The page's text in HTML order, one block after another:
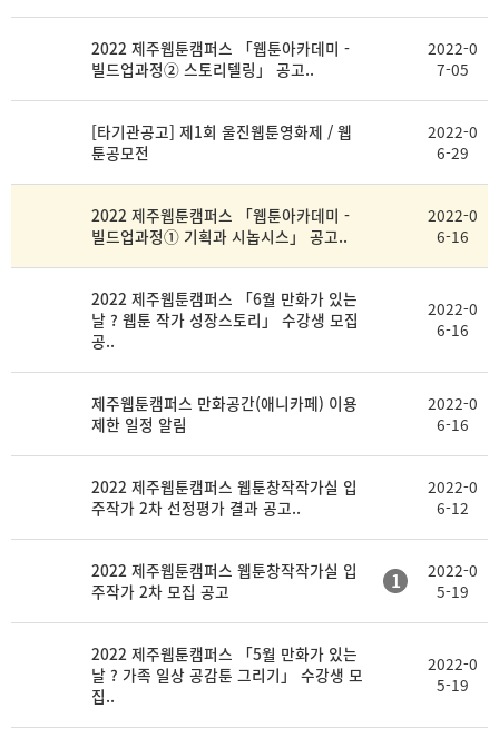
2022 제주웹툰캠퍼스 「웹툰아카데미 -
빌드업과정② 스토리텔링」 공고..
2022-0
7-05
[타기관공고] 제1회 울진웹툰영화제 / 웹
툰공모전
2022-0
6-29
2022 제주웹툰캠퍼스 「웹툰아카데미 -
빌드업과정① 기획과 시놉시스」 공고..
2022-0
6-16
2022 제주웹툰캠퍼스 「6월 만화가 있는
날 ? 웹툰 작가 성장스토리」 수강생 모집
공..
2022-0
6-16
제주웹툰캠퍼스 만화공간(애니카페) 이용
제한 일정 알림
2022-0
6-16
2022 제주웹툰캠퍼스 웹툰창작작가실 입
주작가 2차 선정평가 결과 공고..
2022-0
6-12
2022 제주웹툰캠퍼스 웹툰창작작가실 입
주작가 2차 모집 공고
1
2022-0
5-19
2022 제주웹툰캠퍼스 「5월 만화가 있는
날 ? 가족 일상 공감툰 그리기」 수강생 모
집..
2022-0
5-19